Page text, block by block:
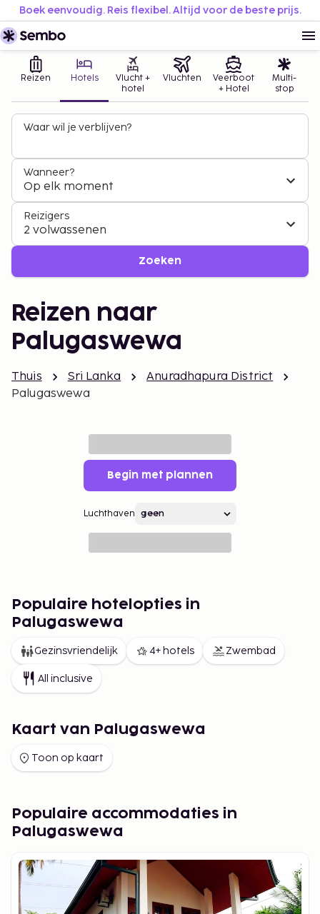
Boek eenvoudig. Reis flexibel. Altijd voor de beste prijs.
Reizen Hotels
Vlucht +
hotel
Vluchten
Veerboot
+ Hotel
Multi-
stop
Waar wil je verblijven?
Wanneer?
Op elk moment
Reizigers
2 volwassenen
Zoeken
Reizen naar
Palugaswewa
Thuis Sri Lanka
Anuradhapura District
Palugaswewa
Begin met plannen
Luchthaven
Populaire hotelopties in
Palugaswewa
Gezinsvriendelijk 4+ hotels Zwembad
All inclusive
Kaart van Palugaswewa
Toon op kaart
Populaire accommodaties in
Palugaswewa